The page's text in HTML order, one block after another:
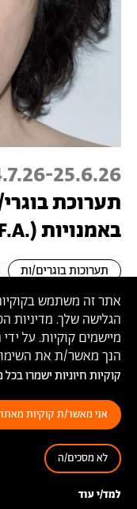
אתר זה משתמש
הגלישה שלך. מדיניות
מיישמים קוקיות. על
הנך מאשר/ת את השימוש
קוקיות חיוניות ישמרו
אני מאשר/ת קוקיות
לא מסכים/ה
למד/י עוד
25.6.26
-
תערוכת
באמנויות (.M.F.A) 2026
תערוכות בוגרים/ות
בצלאל אקדמיה לאמנות
أكاديمية بتسلئيل
Design Jerusalem
צרו קשר